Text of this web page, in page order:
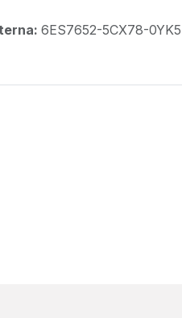
6ES7652-5CX78-0YK5